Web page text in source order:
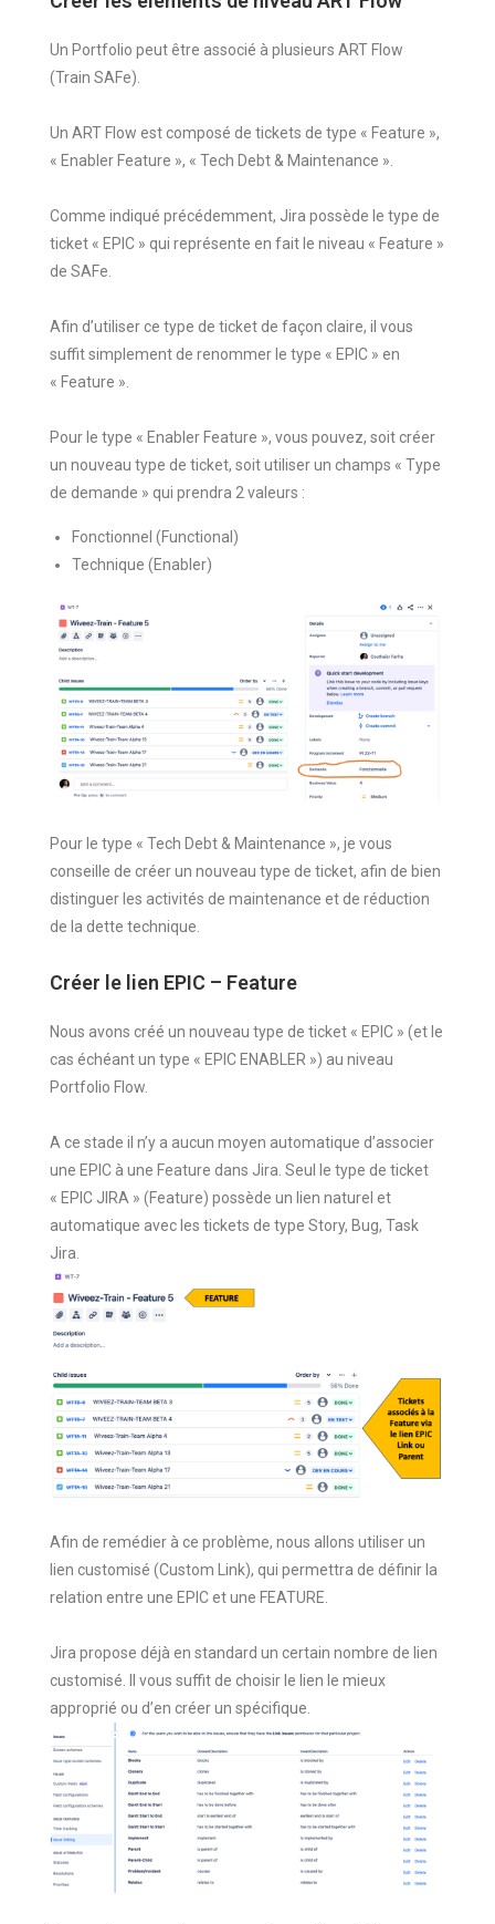
Un Portfolio peut être associé à plusieurs ART Flow
(Train SAFe).
Un ART Flow est composé de tickets de type « Feature »,
« Enabler Feature », « Tech Debt & Maintenance ».
Comme indiqué précédemment, Jira possède le type de
ticket « EPIC » qui représente en fait le niveau « Feature »
de SAFe.
Afin d’utiliser ce type de ticket de façon claire, il vous
suffit simplement de renommer le type « EPIC » en
« Feature ».
Pour le type « Enabler Feature », vous pouvez, soit créer
un nouveau type de ticket, soit utiliser un champs « Type
de demande » qui prendra 2 valeurs :
Fonctionnel (Functional)
Technique (Enabler)
Pour le type « Tech Debt & Maintenance », je vous
conseille de créer un nouveau type de ticket, afin de bien
distinguer les activités de maintenance et de réduction
de la dette technique.
Créer le lien EPIC – Feature
Nous avons créé un nouveau type de ticket « EPIC » (et le
cas échéant un type « EPIC ENABLER ») au niveau
Portfolio Flow.
A ce stade il n’y a aucun moyen automatique d’associer
une EPIC à une Feature dans Jira. Seul le type de ticket
« EPIC JIRA » (Feature) possède un lien naturel et
automatique avec les tickets de type Story, Bug, Task
Jira.
Afin de remédier à ce problème, nous allons utiliser un
lien customisé (Custom Link), qui permettra de définir la
relation entre une EPIC et une FEATURE.
Jira propose déjà en standard un certain nombre de lien
customisé. Il vous suffit de choisir le lien le mieux
approprié ou d’en créer un spécifique.